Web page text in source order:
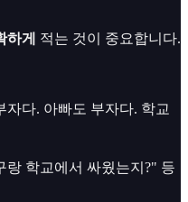
하게
적는 것이 중요합니다.
다. 아빠도 부자다. 학교
학교에서 싸웠는지?" 등